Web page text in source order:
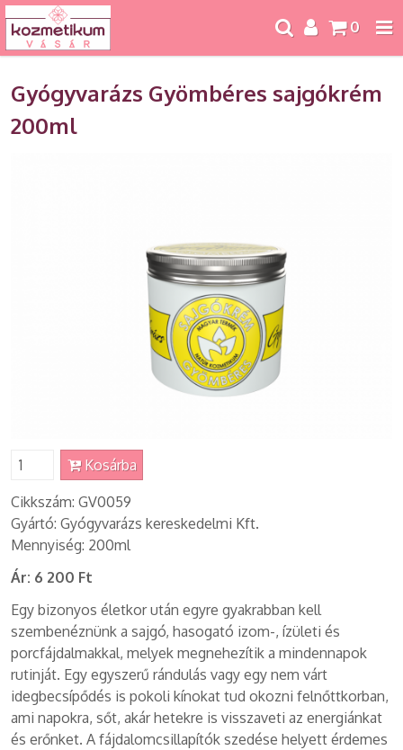
0
Gyógyvarázs Gyömbéres sajgókrém
200ml
Kosárba
Cikkszám: GV0059
Gyártó: Gyógyvarázs kereskedelmi Kft.
Mennyiség: 200ml
Ár: 6 200 Ft
Egy bizonyos életkor után egyre gyakrabban kell
szembenéznünk a sajgó, hasogató izom-, ízületi és
porcfájdalmakkal, melyek megnehezítik a mindennapok
rutinját. Egy egyszerű rándulás vagy egy nem várt
idegbecsípődés is pokoli kínokat tud okozni felnőttkorban,
ami napokra, sőt, akár hetekre is visszaveti az energiánkat
és erőnket. A fájdalomcsillapítók szedése helyett érdemes